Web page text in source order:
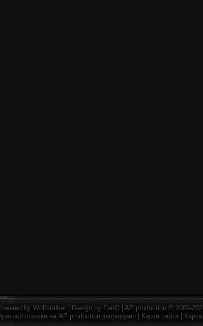
by Wolfstalker | Design by FanG AP production © 2009-
ссылки на AP production запрещено | Карта сайта